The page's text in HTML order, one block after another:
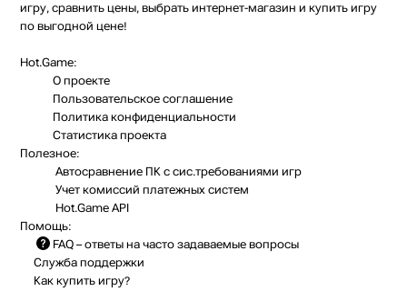
игру, сравнить цены, выбрать интернет-магазин и купить игру
по выгодной цене!
Hot.Game:
О проекте
Пользовательское соглашение
Политика конфиденциальности
Статистика проекта
Полезное:
Автосравнение ПК с сис.требованиями игр
Учет комиссий платежных систем
Hot.Game API
Помощь:
FAQ – ответы на часто задаваемые вопросы
Служба поддержки
Как купить игру?